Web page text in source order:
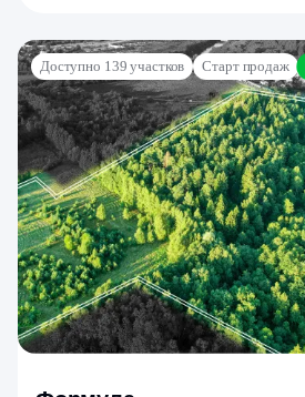
Доступно 139 участков Старт продаж